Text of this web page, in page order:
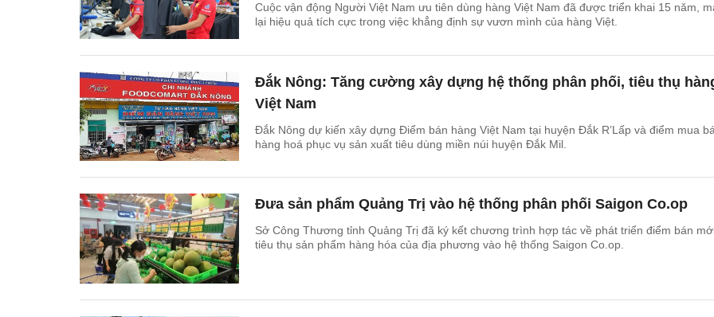
Cuộc vận động Người Việt Nam ưu tiên dùng hàng Việt Nam đã được triển khai 15 năm,
lại hiệu quả tích cực trong việc khẳng định sự vươn mình của hàng Việt.
Đắk Nông: Tăng cường xây dựng hệ thống phân phối, tiêu thụ
Việt Nam
Đắk Nông dự kiến xây dựng Điểm bán hàng Việt Nam tại huyện Đắk R’Lấp và điểm mua
hàng hoá phục vụ sản xuất tiêu dùng miền núi huyện Đắk Mil.
Đưa sản phẩm Quảng Trị vào hệ thống phân phối Saigon Co.op
Sở Công Thương tỉnh Quảng Trị đã ký kết chương trình hợp tác về phát triển điểm bán
tiêu thụ sản phẩm hàng hóa của địa phương vào hệ thống Saigon Co.op.